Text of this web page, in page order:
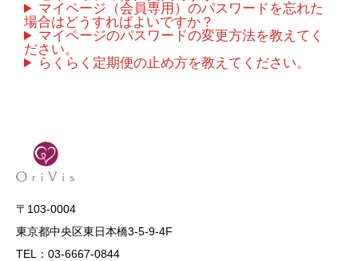
マイページ（会員専用）のパスワードを忘れた
場合はどうすればよいですか？
マイページのパスワードの変更方法を教えてく
ださい。
らくらく定期便の止め方を教えてください。
〒103-0004
東京都中央区東日本橋3-5-9-4F
TEL：03-6667-0844